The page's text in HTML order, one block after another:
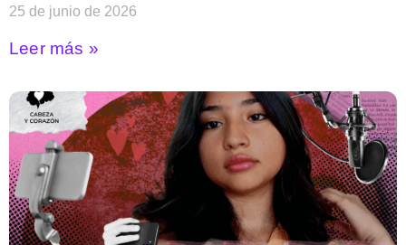
25 de junio de 2026
Leer más »